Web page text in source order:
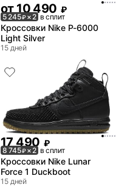
от10 490 ₽
5 245₽× 2 в сплит
Кроссовки Nike P-6000
Light Silver
15 дней
17 490 ₽
8 745₽× 2 в сплит
Кроссовки Nike Lunar
Force 1 Duckboot
15 дней